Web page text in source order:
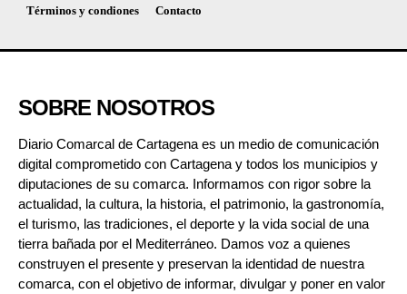
Términos y condiones Contacto
SOBRE NOSOTROS
Diario Comarcal de Cartagena es un medio de comunicación
digital comprometido con Cartagena y todos los municipios y
diputaciones de su comarca. Informamos con rigor sobre la
actualidad, la cultura, la historia, el patrimonio, la gastronomía,
el turismo, las tradiciones, el deporte y la vida social de una
tierra bañada por el Mediterráneo. Damos voz a quienes
construyen el presente y preservan la identidad de nuestra
comarca, con el objetivo de informar, divulgar y poner en valor